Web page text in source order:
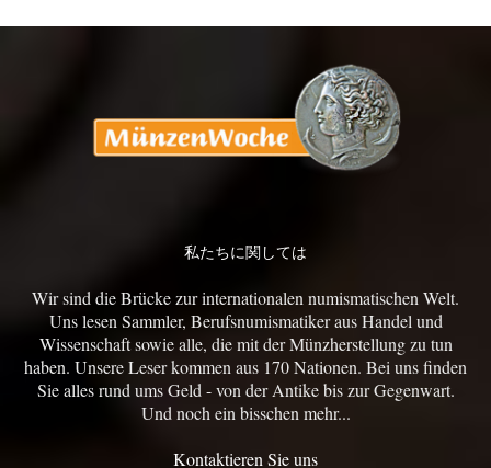
私たちに関しては
Wir sind die Brücke zur internationalen numismatischen Welt.
Uns lesen Sammler, Berufsnumismatiker aus Handel und
Wissenschaft sowie alle, die mit der Münzherstellung zu tun
haben. Unsere Leser kommen aus 170 Nationen. Bei uns finden
Sie alles rund ums Geld - von der Antike bis zur Gegenwart.
Und noch ein bisschen mehr...
Kontaktieren Sie uns